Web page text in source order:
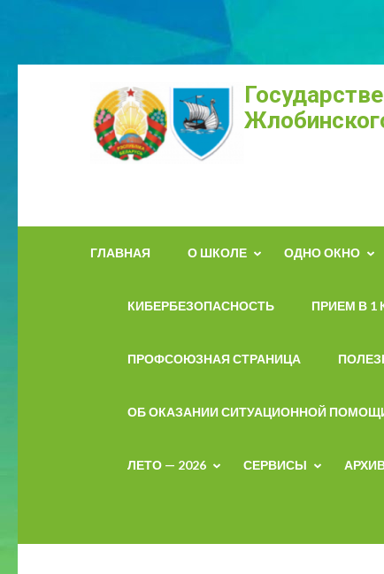
ГЛАВНАЯ О ШКОЛЕ ОДНО ОКНО
КИБЕРБЕЗОПАСНОСТЬ ПРИЕМ В 1
ПРОФСОЮЗНАЯ СТРАНИЦА
ОБ ОКАЗАНИИ СИТУАЦИОННОЙ
ЛЕТО — 2026 СЕРВИСЫ